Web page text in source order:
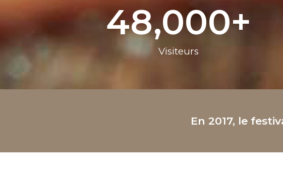
Visiteurs​
48,000+
En 2017, le